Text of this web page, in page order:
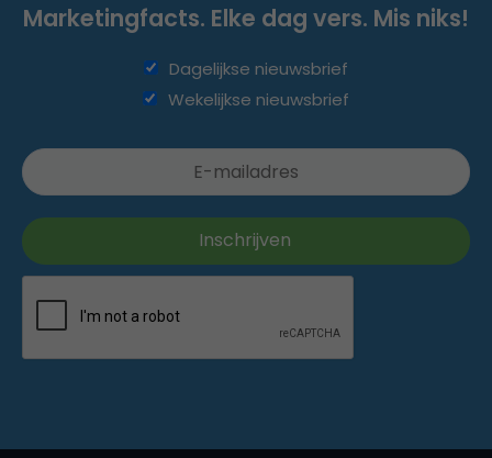
Marketingfacts. Elke dag vers. Mis niks!
Dagelijkse nieuwsbrief
Wekelijkse nieuwsbrief